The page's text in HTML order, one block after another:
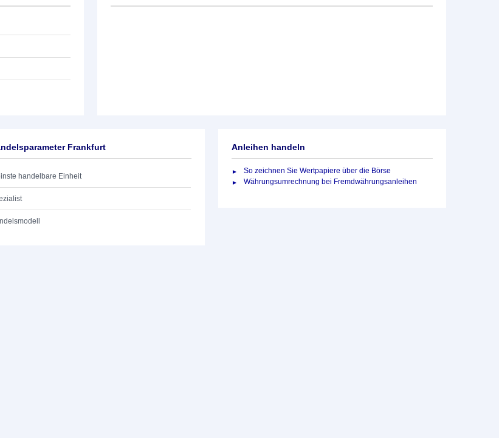
Frankfurt
handelbare Einheit
Anleihen handeln
So zeichnen Sie Wertpapiere über die Börse
Währungsumrechnung bei Fremdwährungsanleihen